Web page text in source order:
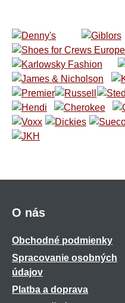
O nás
Obchodné podmienky
Spracovanie osobných
údajov
Platba a doprava